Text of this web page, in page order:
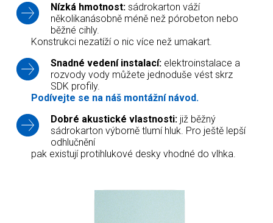
Nízká hmotnost:sádrokarton váží
několikanásobně méně než pórobeton nebo
běžné cihly.
Konstrukci nezatíží o nic více než umakart.
Snadné vedení instalací:elektroinstalace a
rozvody vody můžete jednoduše vést skrz
SDK profily.
Podívejte se na náš montážní návod.
Dobré akustické vlastnosti:již běžný
sádrokarton výborně tlumí hluk. Pro ještě lepší
odhlučnění
pak existují protihlukové desky vhodné do vlhka.